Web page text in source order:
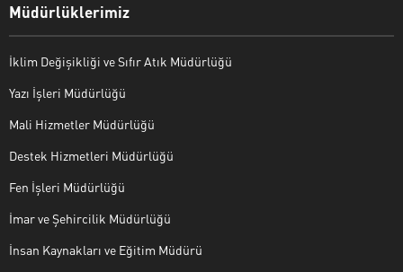
Müdürlüklerimiz
İklim Değişikliği ve Sıfır Atık Müdürlüğü
Yazı İşleri Müdürlüğü
Mali Hizmetler Müdürlüğü
Destek Hizmetleri Müdürlüğü
Fen İşleri Müdürlüğü
İmar ve Şehircilik Müdürlüğü
İnsan Kaynakları ve Eğitim Müdürü